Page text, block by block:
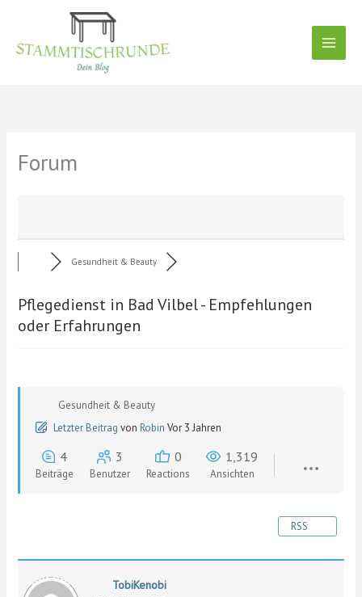
springen
Forum
Gesundheit & Beauty
Pflegedienst in Bad Vilbel - Empfehlungen
oder Erfahrungen
Gesundheit & Beauty
Letzter Beitrag von Robin Vor 3 Jahren
4
Beiträge
3
Benutzer
0
Reactions
1,319
Ansichten
RSS
TobiKenobi